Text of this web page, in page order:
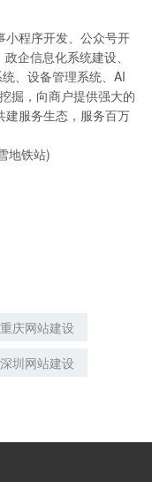
小程序开发、公众号开
企信息化系统建设、
、设备管理系统、AI
掘，向商户提供强大的
建服务生态，服务百万
地铁站)
重庆网站建设
深圳网站建设